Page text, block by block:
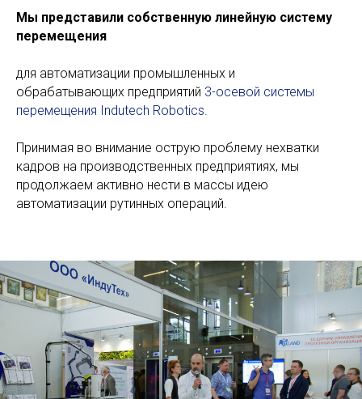
Мы представили собственную линейную систему
перемещения
для автоматизации промышленных и
обрабатывающих предприятий 3-осевой системы
перемещения Indutech Robotics.
Принимая во внимание острую проблему нехватки
кадров на производственных предприятиях, мы
продолжаем активно нести в массы идею
автоматизации рутинных операций.